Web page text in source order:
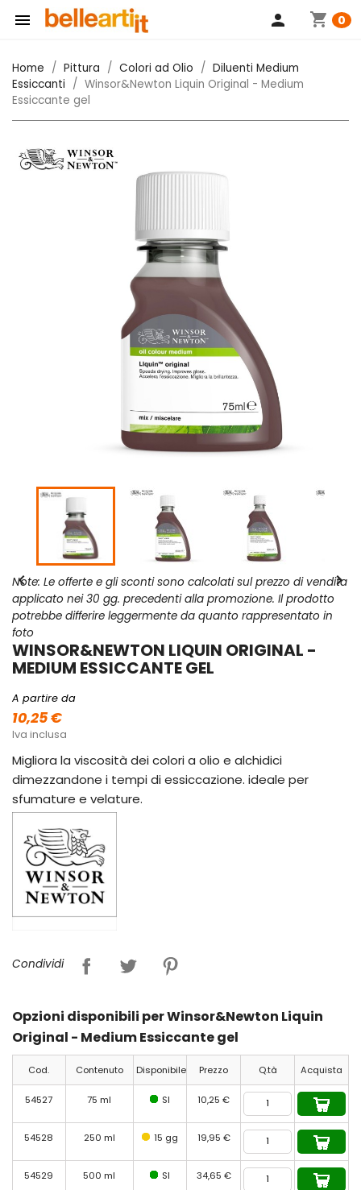
 shopping_cart 0
person
Home Pittura Colori ad Olio
Diluenti Medium
Essiccanti
Winsor&Newton Liquin Original - Medium
Essiccante gel
 
Note: Le offerte e gli sconti sono calcolati sul prezzo di vendita
applicato nei 30 gg. precedenti alla promozione. Il prodotto
potrebbe differire leggermente da quanto rappresentato in
foto
WINSOR&NEWTON LIQUIN ORIGINAL -
MEDIUM ESSICCANTE GEL
A partire da
10,25 €
Iva inclusa
Migliora la viscosità dei colori a olio e alchidici
dimezzandone i tempi di essiccazione. ideale per
sfumature e velature.
Condividi
Opzioni disponibili per Winsor&Newton Liquin
Original - Medium Essiccante gel
Cod. Contenuto Disponibile Prezzo Q.tà Acquista
54527 75 ml SI 10,25 €
54528 250 ml 15 gg 19,95 €
54529 500 ml SI 34,65 €